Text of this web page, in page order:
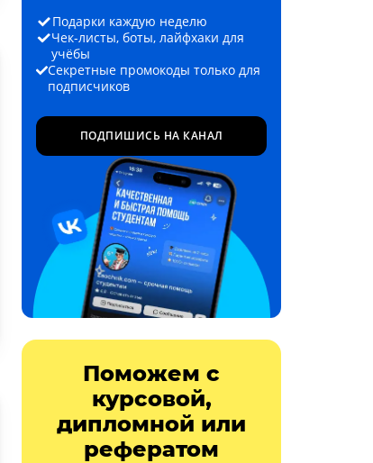
Подарки каждую неделю
Чек-листы, боты, лайфхаки для
учёбы
Секретные промокоды только для
подписчиков
ПОДПИШИСЬ НА КАНАЛ
Поможем с
курсовой,
дипломной или
рефератом